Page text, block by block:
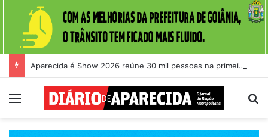
Aparecida é Show 2026 reúne 30 mil pessoas na primeira noite
Menu